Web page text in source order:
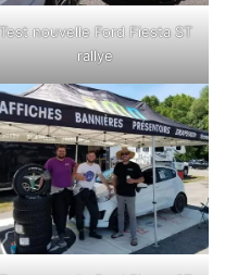
Test nouvelle Ford Fiesta ST
rallye